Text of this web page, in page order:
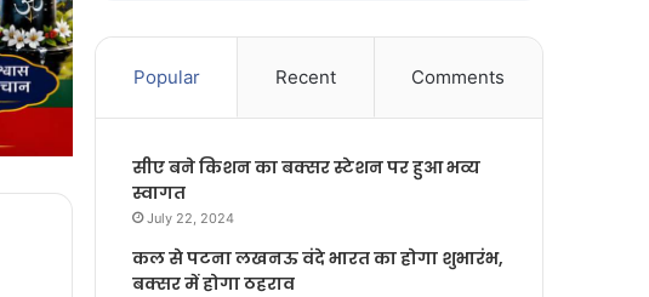
Popular Recent Comments
सीए बने किशन का बक्सर स्टेशन पर हुआ भव्य
स्वागत
July 22, 2024
कल से पटना लखनऊ वंदे भारत का होगा शुभारंभ,
बक्सर में होगा ठहराव